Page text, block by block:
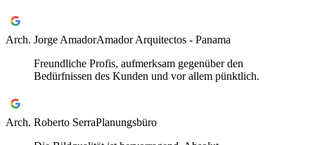
Arch. Jorge AmadorAmador Arquitectos - Panama
Freundliche Profis, aufmerksam gegenüber den
Bedürfnissen des Kunden und vor allem pünktlich.
Arch. Roberto SerraPlanungsbüro